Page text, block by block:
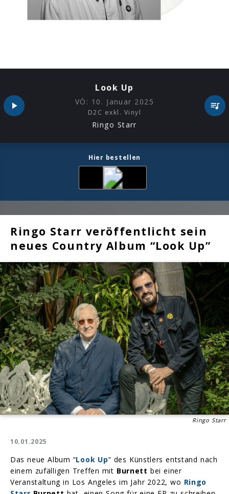
Look Up
VÖ: 10. Januar 2025
D2C exkl. Vinyl
Ringo Starr
Hier bestellen
Ringo Starr veröffentlicht sein
neues Country Album “Look Up”
Ringo Starr
10.01.2025
Das neue Album “Look Up” des Künstlers entstand nach
einem zufälligen Treffen mit Burnett bei einer
Veranstaltung in Los Angeles im Jahr 2022, wo Ringo